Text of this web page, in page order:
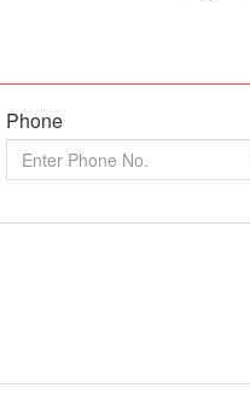
Phone